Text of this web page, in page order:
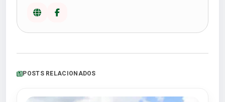
POSTS RELACIONADOS